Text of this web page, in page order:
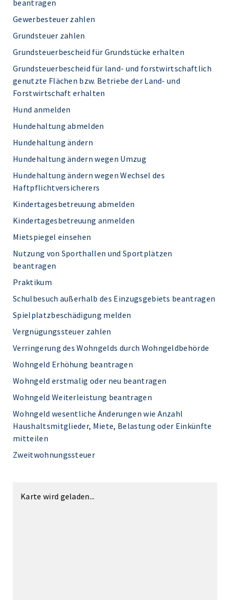
beantragen
Gewerbesteuer zahlen
Grundsteuer zahlen
Grundsteuerbescheid für Grundstücke erhalten
Grundsteuerbescheid für land- und forstwirtschaftlich
genutzte Flächen bzw. Betriebe der Land- und
Forstwirtschaft erhalten
Hund anmelden
Hundehaltung abmelden
Hundehaltung ändern
Hundehaltung ändern wegen Umzug
Hundehaltung ändern wegen Wechsel des
Haftpflichtversicherers
Kindertagesbetreuung abmelden
Kindertagesbetreuung anmelden
Mietspiegel einsehen
Nutzung von Sporthallen und Sportplätzen
beantragen
Praktikum
Schulbesuch außerhalb des Einzugsgebiets beantragen
Spielplatzbeschädigung melden
Vergnügungssteuer zahlen
Verringerung des Wohngelds durch Wohngeldbehörde
Wohngeld Erhöhung beantragen
Wohngeld erstmalig oder neu beantragen
Wohngeld Weiterleistung beantragen
Wohngeld wesentliche Änderungen wie Anzahl
Haushaltsmitglieder, Miete, Belastung oder Einkünfte
mitteilen
Zweitwohnungssteuer
Karte wird geladen...